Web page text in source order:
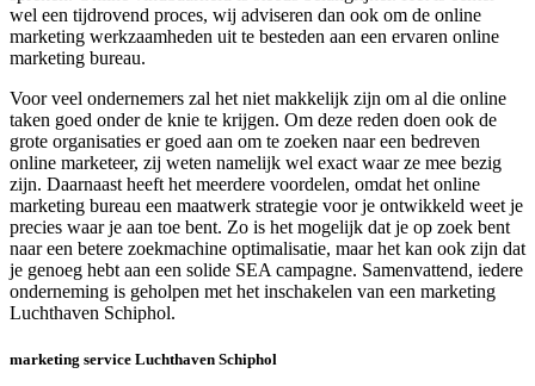
wel een tijdrovend proces, wij adviseren dan ook om de online
marketing werkzaamheden uit te besteden aan een ervaren online
marketing bureau.
Voor veel ondernemers zal het niet makkelijk zijn om al die online
taken goed onder de knie te krijgen. Om deze reden doen ook de
grote organisaties er goed aan om te zoeken naar een bedreven
online marketeer, zij weten namelijk wel exact waar ze mee bezig
zijn. Daarnaast heeft het meerdere voordelen, omdat het online
marketing bureau een maatwerk strategie voor je ontwikkeld weet je
precies waar je aan toe bent. Zo is het mogelijk dat je op zoek bent
naar een betere zoekmachine optimalisatie, maar het kan ook zijn dat
je genoeg hebt aan een solide SEA campagne. Samenvattend, iedere
onderneming is geholpen met het inschakelen van een marketing
Luchthaven Schiphol.
marketing service Luchthaven Schiphol